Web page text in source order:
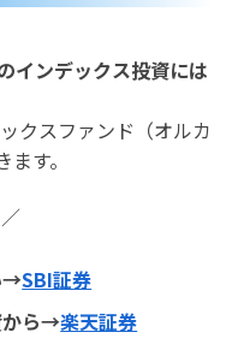
インデックス投資には
クスファンド（オルカ
す。
→SBI証券
から→楽天証券